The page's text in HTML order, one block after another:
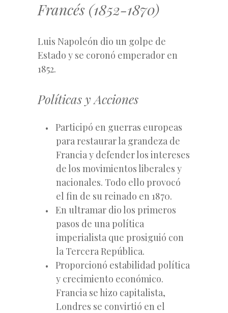
Francés (1852-1870)
Luis Napoleón dio un golpe de
Estado y se coronó emperador en
1852.
Políticas y Acciones
Participó en guerras europeas
para restaurar la grandeza de
Francia y defender los intereses
de los movimientos liberales y
nacionales. Todo ello provocó
el fin de su reinado en 1870.
En ultramar dio los primeros
pasos de una política
imperialista que prosiguió con
la Tercera República.
Proporcionó estabilidad política
y crecimiento económico.
Francia se hizo capitalista,
Londres se convirtió en el